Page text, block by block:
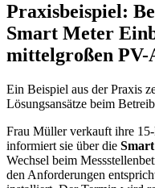
Praxisbeispiel:
Smart Meter
mittelgroßen PV-
Ein Beispiel aus der Praxis
Lösungsansätze beim
Frau Müller verkauft ihre
informiert sie über die
Wechsel beim
den Anforderungen